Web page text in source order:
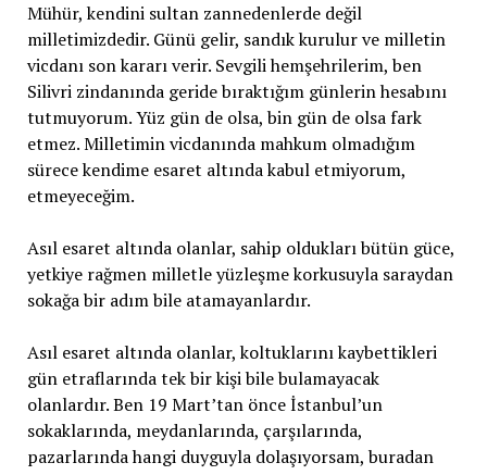
Mühür, kendini sultan zannedenlerde değil
milletimizdedir. Günü gelir, sandık kurulur ve milletin
vicdanı son kararı verir. Sevgili hemşehrilerim, ben
Silivri zindanında geride bıraktığım günlerin hesabını
tutmuyorum. Yüz gün de olsa, bin gün de olsa fark
etmez. Milletimin vicdanında mahkum olmadığım
sürece kendime esaret altında kabul etmiyorum,
etmeyeceğim.
Asıl esaret altında olanlar, sahip oldukları bütün güce,
yetkiye rağmen milletle yüzleşme korkusuyla saraydan
sokağa bir adım bile atamayanlardır.
Asıl esaret altında olanlar, koltuklarını kaybettikleri
gün etraflarında tek bir kişi bile bulamayacak
olanlardır. Ben 19 Mart’tan önce İstanbul’un
sokaklarında, meydanlarında, çarşılarında,
pazarlarında hangi duyguyla dolaşıyorsam, buradan